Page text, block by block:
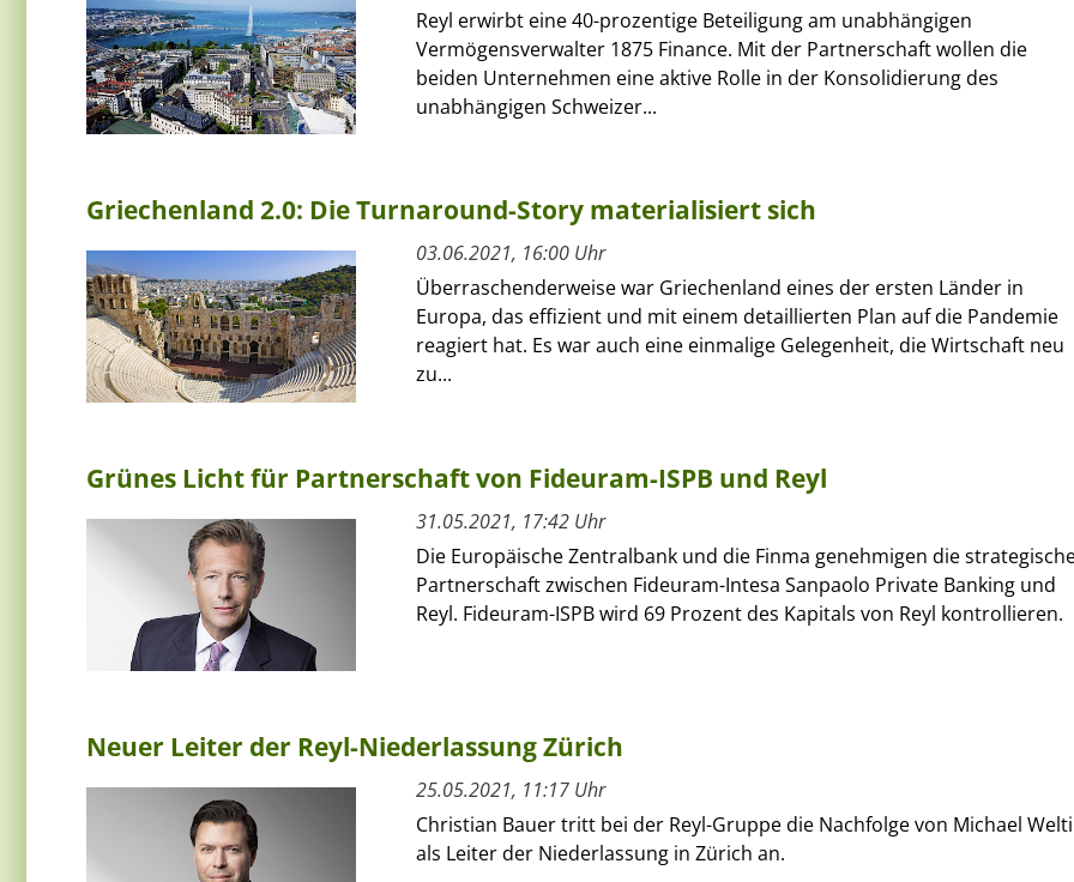
Reyl erwirbt eine 40-prozentige Beteiligung am unabhängigen
Vermögensverwalter 1875 Finance. Mit der Partnerschaft wollen die
beiden Unternehmen eine aktive Rolle in der Konsolidierung des
unabhängigen Schweizer...
Griechenland 2.0: Die Turnaround-Story materialisiert sich
03.06.2021, 16:00 Uhr
Überraschenderweise war Griechenland eines der ersten Länder in
Europa, das effizient und mit einem detaillierten Plan auf die Pandemie
reagiert hat. Es war auch eine einmalige Gelegenheit, die Wirtschaft neu
zu...
Grünes Licht für Partnerschaft von Fideuram-ISPB und Reyl
31.05.2021, 17:42 Uhr
Die Europäische Zentralbank und die Finma genehmigen die
Partnerschaft zwischen Fideuram-Intesa Sanpaolo Private Banking und
Reyl. Fideuram-ISPB wird 69 Prozent des Kapitals von Reyl kontrollieren.
Neuer Leiter der Reyl-Niederlassung Zürich
25.05.2021, 11:17 Uhr
Christian Bauer tritt bei der Reyl-Gruppe die Nachfolge von Michael Welti
als Leiter der Niederlassung in Zürich an.